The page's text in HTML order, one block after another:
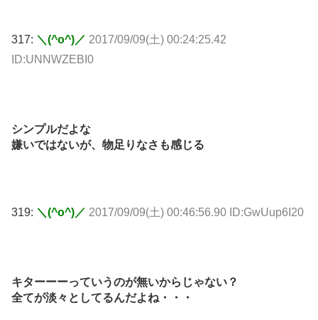
317: ＼(^o^)／ 2017/09/09(土) 00:24:25.42
ID:UNNWZEBI0
シンプルだよな
嫌いではないが、物足りなさも感じる
319: ＼(^o^)／ 2017/09/09(土) 00:46:56.90 ID:GwUup6I20
キターーーっていうのが無いからじゃない？
全てが淡々としてるんだよね・・・